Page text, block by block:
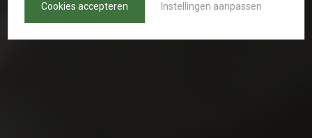
Cookies accepteren Instellingen aanpassen